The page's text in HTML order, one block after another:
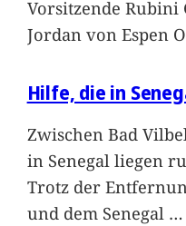
Vorsitzende Rubini
Jordan von Espen
Hilfe, die in
Zwischen Bad
in Senegal liegen
Trotz der
und dem Senegal …